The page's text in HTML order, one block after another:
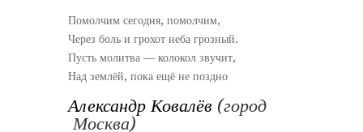
Помолчим сегодня, помолчим,
Через боль и грохот неба грозный.
Пусть молитва — колокол звучит,
Над землёй, пока ещё не поздно
Александр Ковалёв (город
Москва)